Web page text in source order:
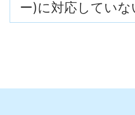
ー)に対応してい